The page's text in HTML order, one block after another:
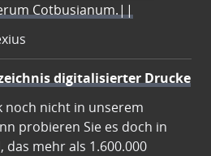
Cotbusianum.||
digitalisierter Drucke
noch nicht in unserem
probieren Sie es doch in
das mehr als 1.600.000